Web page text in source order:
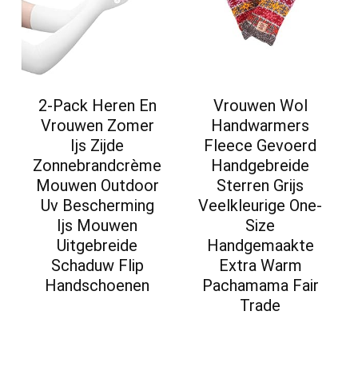
2-Pack Heren En
Vrouwen Zomer
Ijs Zijde
Zonnebrandcrème
Mouwen Outdoor
Uv Bescherming
Ijs Mouwen
Uitgebreide
Schaduw Flip
Handschoenen
Vrouwen Wol
Handwarmers
Fleece Gevoerd
Handgebreide
Sterren Grijs
Veelkleurige One-
Size
Handgemaakte
Extra Warm
Pachamama Fair
Trade